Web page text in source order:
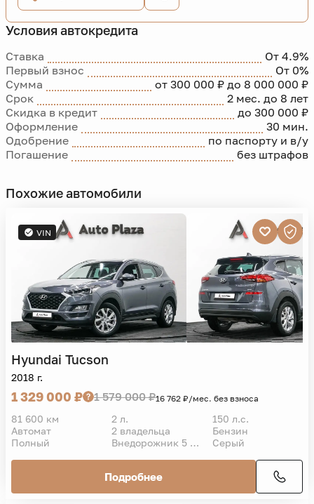
Условия автокредита
Ставка
От 4.9%
Первый взнос
От 0%
Сумма
от 300 000 ₽ до 8 000 000 ₽
Срок
2 мес. до 8 лет
Скидка в кредит
до 300 000 ₽
Оформление
30 мин.
Одобрение
по паспорту и в/у
Погашение
без штрафов
Похожие автомобили
VIN
Hyundai Tucson
2018 г.
1 329 000 ₽ 1 579 000 ₽16 762 ₽/мес. без взноса
81 600 км 2 л.
150 л.с.
Автомат
2 владельца
Бензин
Полный
Внедорожник 5 дв. Серый
Подробнее